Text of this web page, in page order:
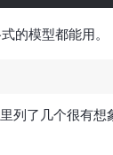
的模型都能用。
列了几个很有想